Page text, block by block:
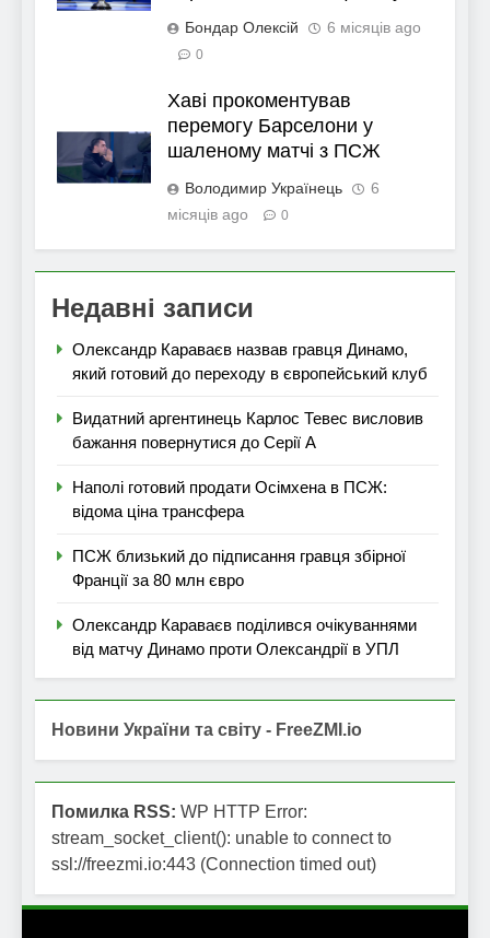
Бондар Олексій 6 місяців ago
0
Хаві прокоментував
перемогу Барселони у
шаленому матчі з ПСЖ
Володимир Українець
6
місяців ago
0
Недавні записи
Олександр Караваєв назвав гравця Динамо,
який готовий до переходу в європейський клуб
Видатний аргентинець Карлос Тевес висловив
бажання повернутися до Серії А
Наполі готовий продати Осімхена в ПСЖ:
відома ціна трансфера
ПСЖ близький до підписання гравця збірної
Франції за 80 млн євро
Олександр Караваєв поділився очікуваннями
від матчу Динамо проти Олександрії в УПЛ
Новини України та світу - FreeZMI.io
Помилка RSS: WP HTTP Error:
stream_socket_client(): unable to connect to
ssl://freezmi.io:443 (Connection timed out)